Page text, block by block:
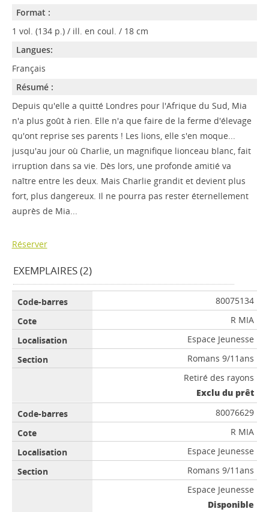
Format :
1 vol. (134 p.) / ill. en coul. / 18 cm
Langues:
Français
Résumé :
Depuis qu'elle a quitté Londres pour l'Afrique du Sud, Mia
n'a plus goût à rien. Elle n'a que faire de la ferme d'élevage
qu'ont reprise ses parents ! Les lions, elle s'en moque...
jusqu'au jour où Charlie, un magnifique lionceau blanc, fait
irruption dans sa vie. Dès lors, une profonde amitié va
naître entre les deux. Mais Charlie grandit et devient plus
fort, plus dangereux. Il ne pourra pas rester éternellement
auprès de Mia...
Réserver
EXEMPLAIRES (2)
80075134
R MIA
Espace Jeunesse
Romans 9/11ans
Retiré des rayons
Exclu du prêt
80076629
R MIA
Espace Jeunesse
Romans 9/11ans
Espace Jeunesse
Disponible